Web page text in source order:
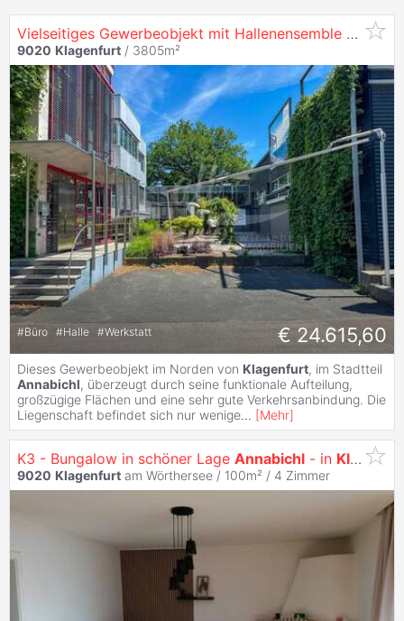
Vielseitiges Gewerbeobjekt mit Hallenensemble und Büroflächen in
9020 Klagenfurt / 3805m²
#Büro #Halle #Werkstatt € 24.615,60
Dieses Gewerbeobjekt im Norden von Klagenfurt, im Stadtteil
Annabichl, überzeugt durch seine funktionale Aufteilung,
großzügige Flächen und eine sehr gute Verkehrsanbindung. Die
Liegenschaft befindet sich nur wenige... [Mehr]
K3 - Bungalow in schöner Lage Annabichl - in Klagenfurt
9020 Klagenfurt am Wörthersee / 100m² / 4 Zimmer